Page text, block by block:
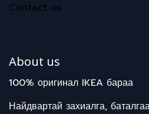
Contact us
About us
100% оригинал IKEA бараа
Найдвартай захиалга,